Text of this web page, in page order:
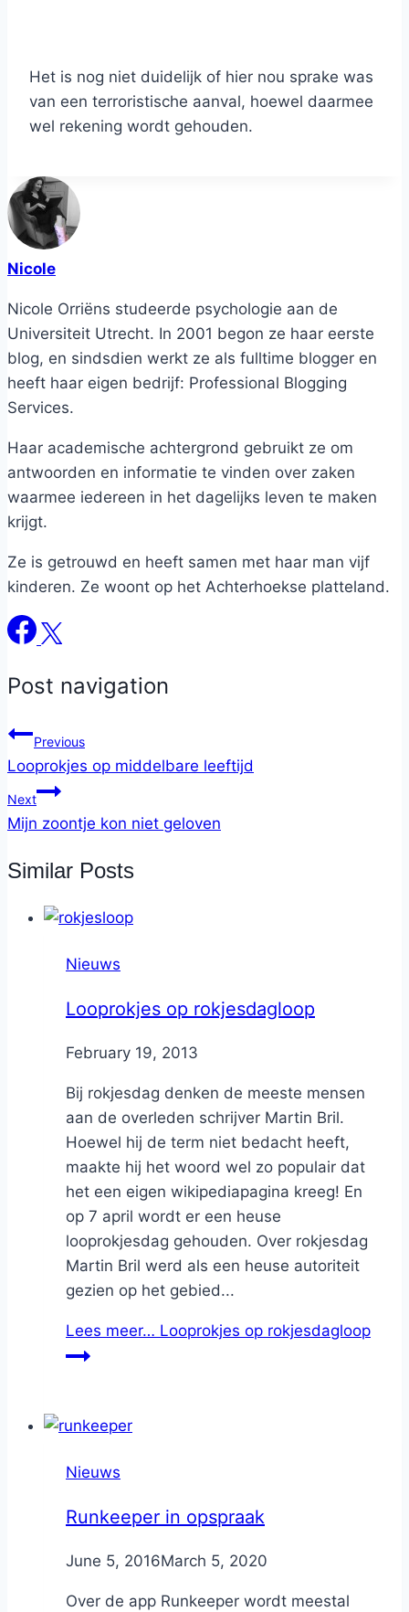
Het is nog niet duidelijk of hier nou sprake was
van een terroristische aanval, hoewel daarmee
wel rekening wordt gehouden.
Nicole
Nicole Orriëns studeerde psychologie aan de
Universiteit Utrecht. In 2001 begon ze haar eerste
blog, en sindsdien werkt ze als fulltime blogger en
heeft haar eigen bedrijf: Professional Blogging
Services.
Haar academische achtergrond gebruikt ze om
antwoorden en informatie te vinden over zaken
waarmee iedereen in het dagelijks leven te maken
krijgt.
Ze is getrouwd en heeft samen met haar man vijf
kinderen. Ze woont op het Achterhoekse platteland.
Post navigation
Previous
Looprokjes op middelbare leeftijd
Next
Mijn zoontje kon niet geloven
Similar Posts
Nieuws
Looprokjes op rokjesdagloop
ByNicole
February 19, 2013
Bij rokjesdag denken de meeste mensen
aan de overleden schrijver Martin Bril.
Hoewel hij de term niet bedacht heeft,
maakte hij het woord wel zo populair dat
het een eigen wikipediapagina kreeg! En
op 7 april wordt er een heuse
looprokjesdag gehouden. Over rokjesdag
Martin Bril werd als een heuse autoriteit
gezien op het gebied...
Lees meer… Looprokjes op rokjesdagloop
Nieuws
Runkeeper in opspraak
ByNicole
June 5, 2016March 5, 2020
Over de app Runkeeper wordt meestal